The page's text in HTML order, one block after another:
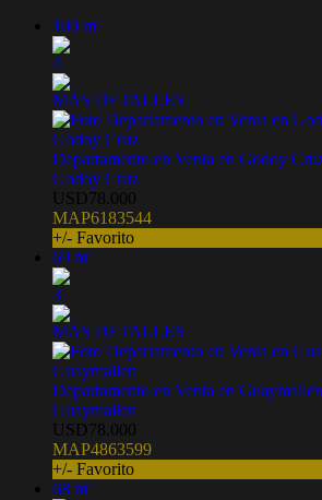
100 m²
4
MÁS DETALLES
Departamento en Venta en Godoy
Godoy Cruz
USD78.000
MAP6183544
+/- Favorito
69 m²
3
MÁS DETALLES
Departamento en Venta en
Guaymallen
USD78.000
MAP4863599
+/- Favorito
68 m²